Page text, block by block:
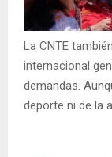
La CNTE
internacional
demandas.
deporte ni de la